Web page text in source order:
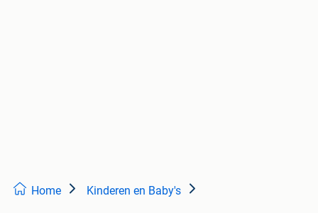
Home Kinderen en Baby's